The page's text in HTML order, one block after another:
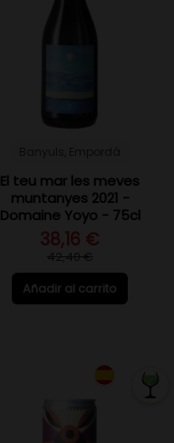
El teu mar les meves
muntanyes 2021 -
Domaine Yoyo - 75cl
38,16 €
42,40 €
Añadir al carrito